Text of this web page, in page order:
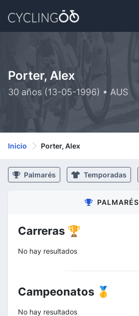
Porter, Alex
30 años (13-05-1996) • AUS
Inicio Porter, Alex
Palmarés Temporadas
PALMARÉS
Carreras 🏆
No hay resultados
Campeonatos 🥇
No hay resultados